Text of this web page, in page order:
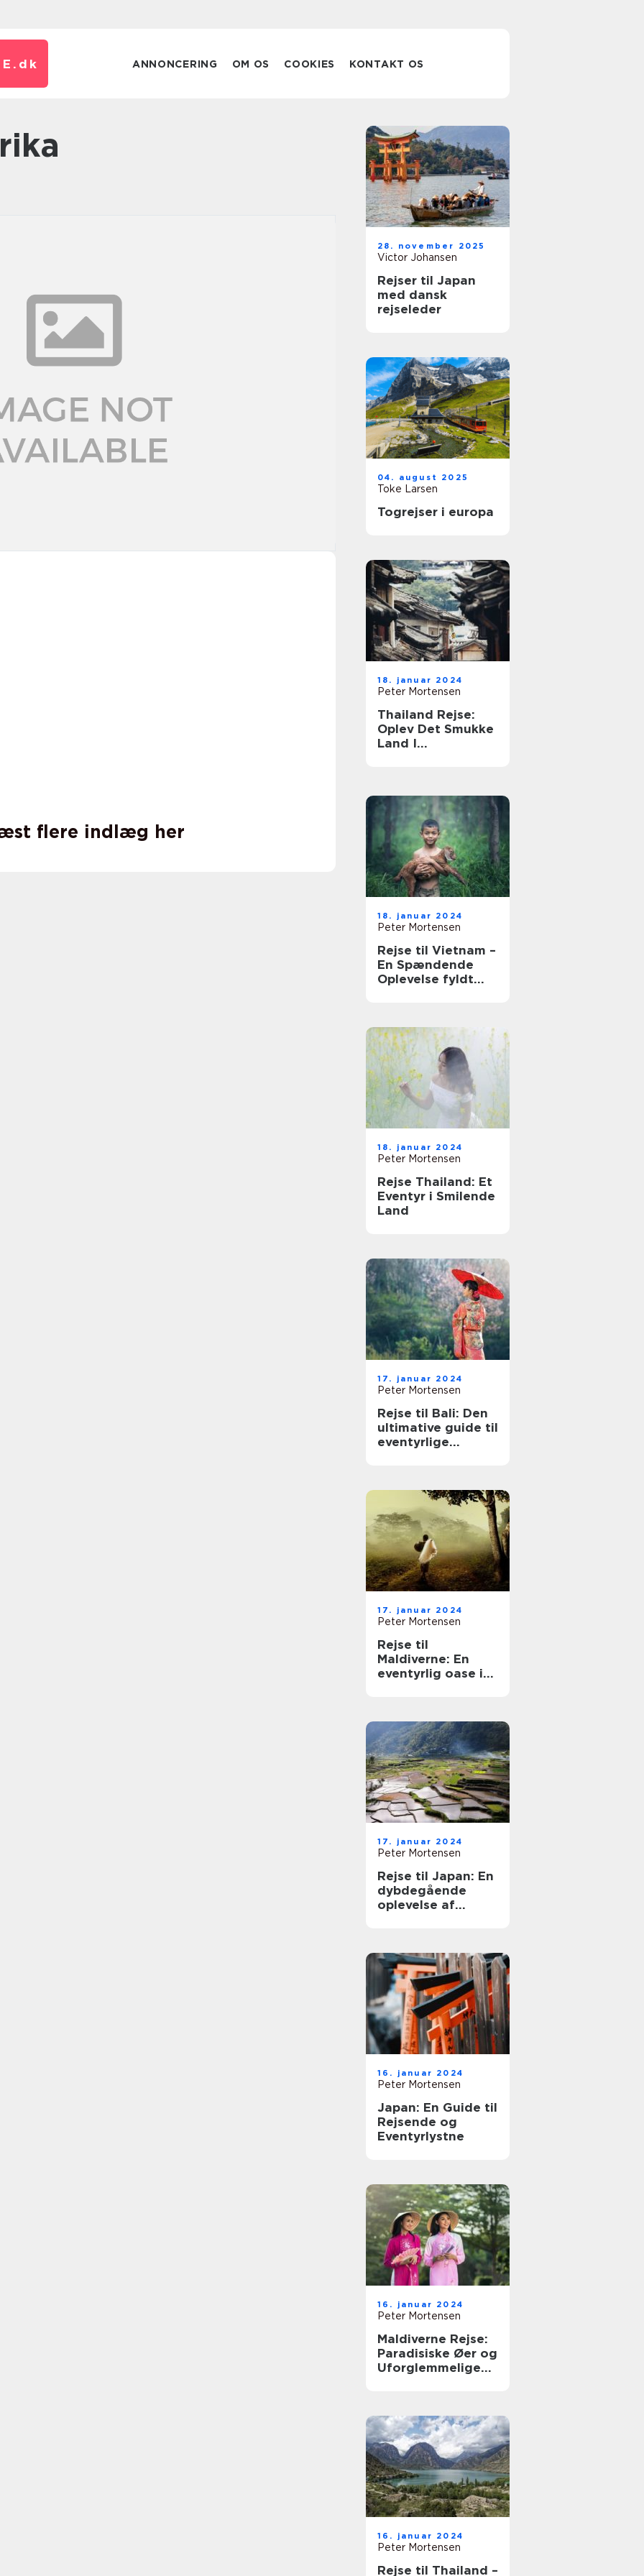
dk ANNONCERING OM OS COOKIES KONTAKT OS
flere indlæg her
28. november 2025
Victor Johansen
Rejser til Japan
med dansk
rejseleder
04. august 2025
Toke Larsen
Togrejser i europa
18. januar 2024
Peter Mortensen
Thailand Rejse:
Oplev Det Smukke
Land I
18. januar 2024
Peter Mortensen
Rejse til Vietnam –
En Spændende
Oplevelse fyldt
18. januar 2024
Peter Mortensen
Rejse Thailand: Et
Eventyr i Smilende
Land
17. januar 2024
Peter Mortensen
Rejse til Bali: Den
ultimative guide til
eventyrlige
17. januar 2024
Peter Mortensen
Rejse til
Maldiverne: En
eventyrlig oase i
17. januar 2024
Peter Mortensen
Rejse til Japan: En
dybdegående
oplevelse af
16. januar 2024
Peter Mortensen
Japan: En Guide til
Rejsende og
Eventyrlystne
16. januar 2024
Peter Mortensen
Maldiverne Rejse:
Paradisiske Øer og
Uforglemmelige
16. januar 2024
Peter Mortensen
Rejse til Thailand –